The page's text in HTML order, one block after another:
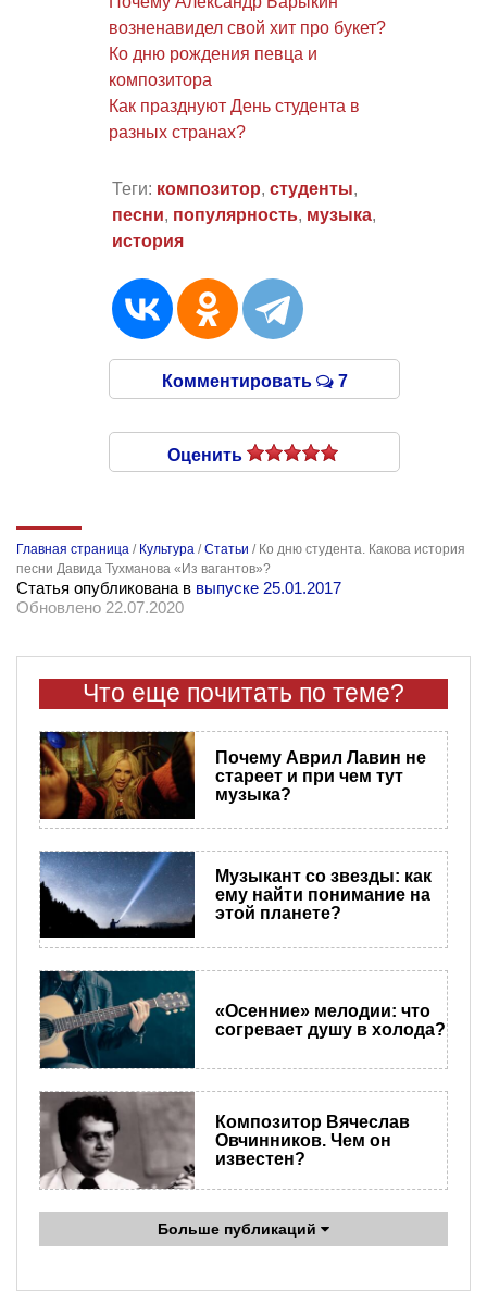
возненавидел свой хит про букет?
Ко дню рождения певца и
композитора
Как празднуют День студента в
разных странах?
Теги: композитор, студенты,
песни, популярность, музыка,
история
Комментировать 7
Оценить
Главная страница / Культура /Статьи / Ко дню студента. Какова история
песни Давида Тухманова «Из вагантов»?
Статья опубликована в выпуске 25.01.2017
Обновлено 22.07.2020
Что еще почитать по теме?
Почему Аврил Лавин не
стареет и при чем тут
музыка?
Музыкант со звезды: как
ему найти понимание на
этой планете?
«Осенние» мелодии: что
согревает душу в холода?
Композитор Вячеслав
Овчинников. Чем он
известен?
Больше публикаций